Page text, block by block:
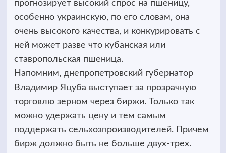
прогнозирует высокий спрос на пшеницу,
особенно украинскую, по его словам, она
очень высокого качества, и конкурировать с
ней может разве что кубанская или
ставропольская пшеница.
Напомним, днепропетровский губернатор
Владимир Яцуба выступает за прозрачную
торговлю зерном через биржи. Только так
можно удержать цену и тем самым
поддержать сельхозпроизводителей. Причем
бирж должно быть не больше двух-трех.